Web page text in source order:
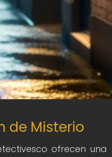
de Misterio
ofrecen una